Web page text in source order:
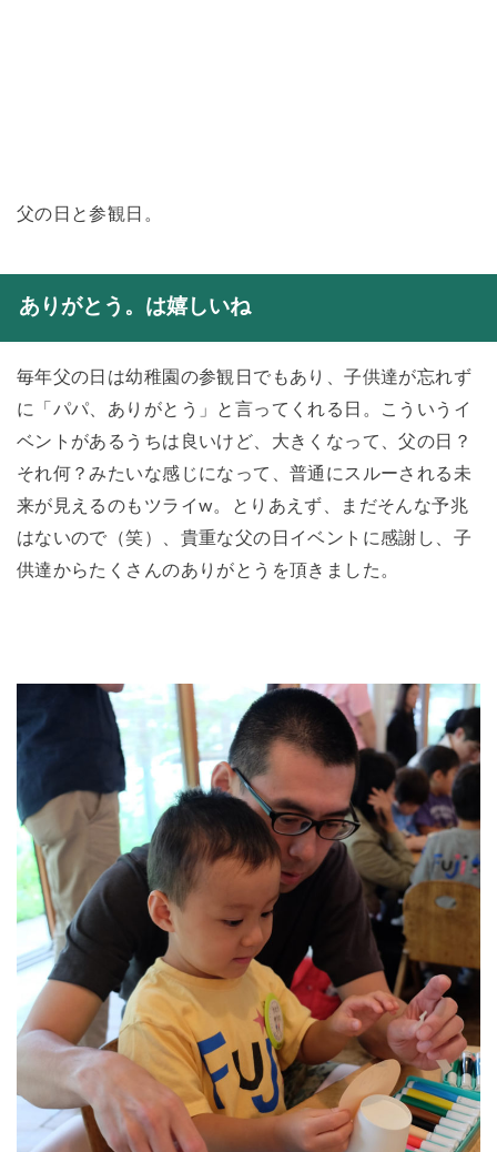
父の日と参観日。
ありがとう。は嬉しいね
毎年父の日は幼稚園の参観日でもあり、子供達が忘れず
に「パパ、ありがとう」と言ってくれる日。こういうイ
ベントがあるうちは良いけど、大きくなって、父の日？
それ何？みたいな感じになって、普通にスルーされる未
来が見えるのもツライw。とりあえず、まだそんな予兆
はないので（笑）、貴重な父の日イベントに感謝し、子
供達からたくさんのありがとうを頂きました。